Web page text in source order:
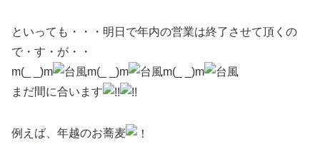
といっても・・・明日で年内の営業は終了させて頂くの
で・す・が・・
m(_ _)m
m(_ _)m
m(_ _)m
まだ間に合います
例えば、年越のお蕎麦